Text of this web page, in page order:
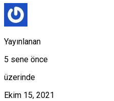
Yayınlanan
5 sene önce
üzerinde
Ekim 15, 2021